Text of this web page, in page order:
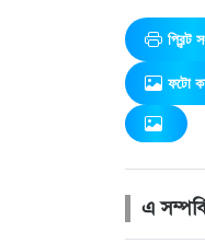
প্রিন্ট
ফটো
এ